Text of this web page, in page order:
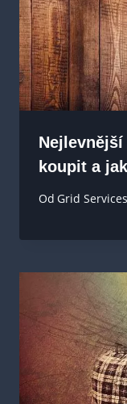
koupit a
Od Grid Services